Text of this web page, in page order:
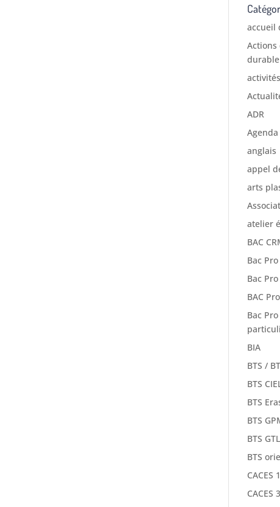
accueil
Actions
durable
ADR
Agenda
anglais
appel
arts
atelier
BAC
Bac Pro
Bac
BAC
Bac
BIA
BTS /
BTS
BTS
BTS
BTS
BTS
CACES 1
CACES 3